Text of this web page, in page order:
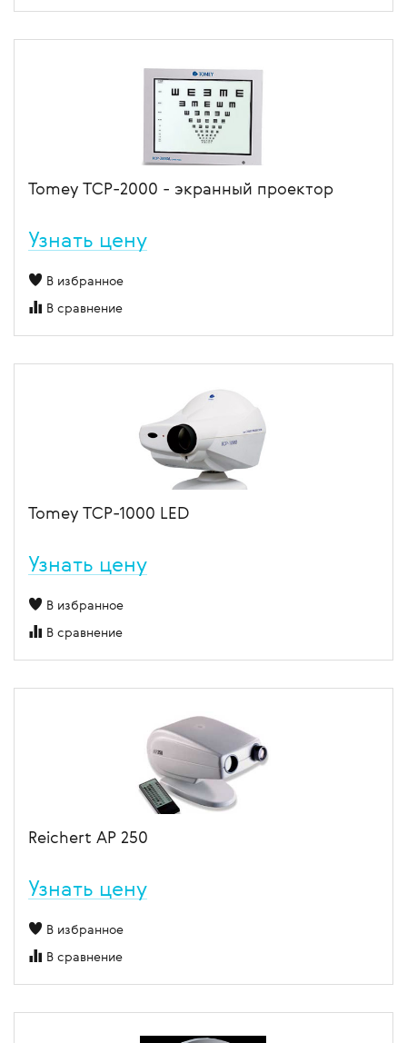
Tomey TCP-2000 - экранный проектор
Узнать цену
В избранное
В сравнение
Tomey TCP-1000 LED
Узнать цену
В избранное
В сравнение
Reichert АР 250
Узнать цену
В избранное
В сравнение